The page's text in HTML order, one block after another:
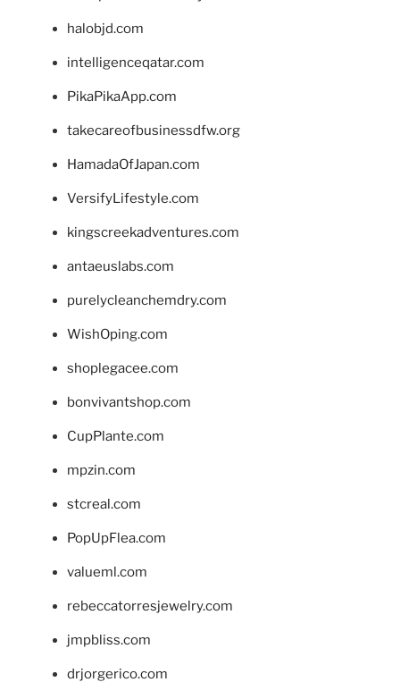
halobjd.com
intelligenceqatar.com
PikaPikaApp.com
takecareofbusinessdfw.org
HamadaOfJapan.com
VersifyLifestyle.com
kingscreekadventures.com
antaeuslabs.com
purelycleanchemdry.com
WishOping.com
shoplegacee.com
bonvivantshop.com
CupPlante.com
mpzin.com
stcreal.com
PopUpFlea.com
valueml.com
rebeccatorresjewelry.com
jmpbliss.com
drjorgerico.com